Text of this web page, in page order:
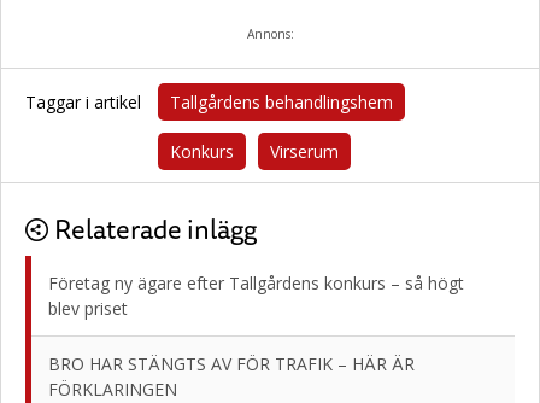
Annons:
Taggar i artikel Tallgårdens behandlingshem
Konkurs Virserum
Relaterade inlägg
Företag ny ägare efter Tallgårdens konkurs – så högt
blev priset
BRO HAR STÄNGTS AV FÖR TRAFIK – HÄR ÄR
FÖRKLARINGEN